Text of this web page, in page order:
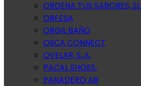
ORDENA TUS SABORES, SL
ORFESA
ORGIL BAÑO
OSCA CONNECT
OVELAR, S..A.
PACAL SHOES.
PANADERO AB